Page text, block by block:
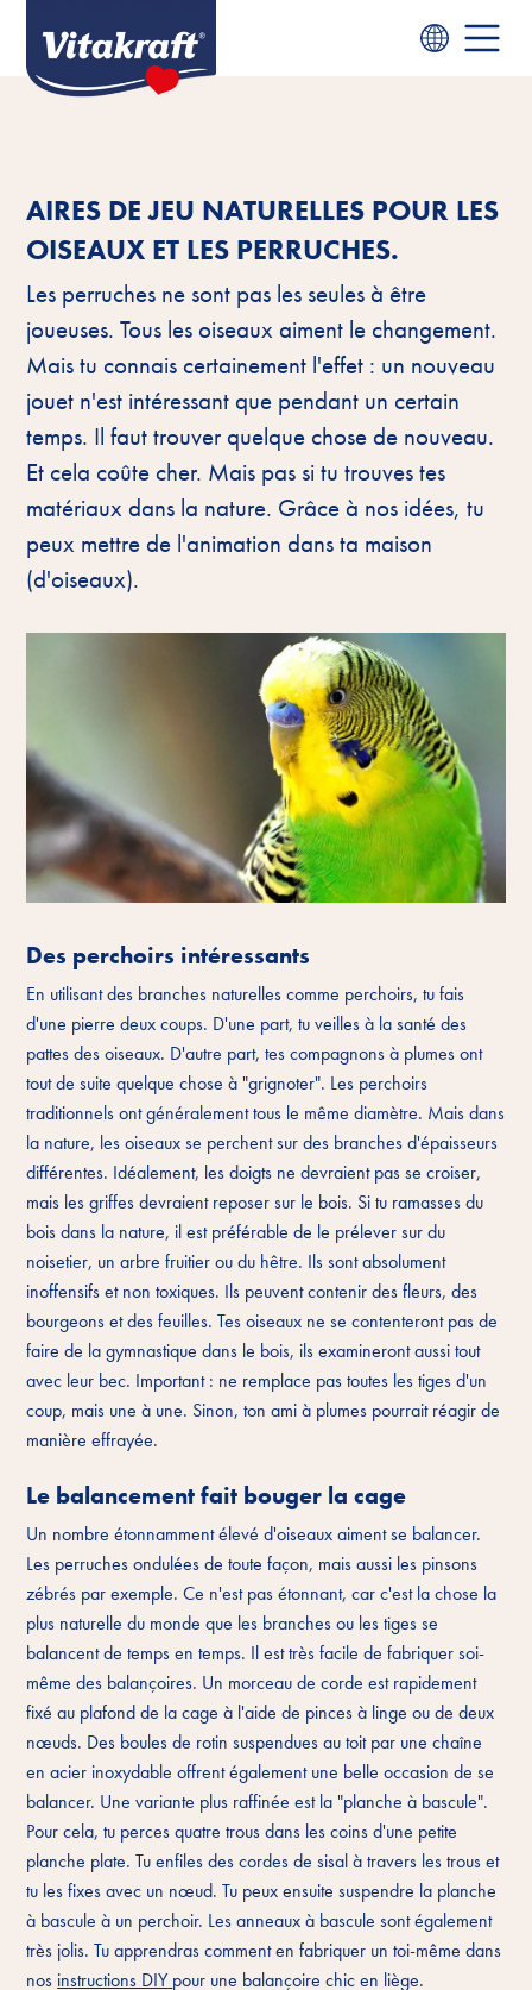
AIRES DE JEU NATURELLES POUR LES
OISEAUX ET LES PERRUCHES.
Les perruches ne sont pas les seules à être
joueuses. Tous les oiseaux aiment le changement.
Mais tu connais certainement l'effet : un nouveau
jouet n'est intéressant que pendant un certain
temps. Il faut trouver quelque chose de nouveau.
Et cela coûte cher. Mais pas si tu trouves tes
matériaux dans la nature. Grâce à nos idées, tu
peux mettre de l'animation dans ta maison
(d'oiseaux).
Des perchoirs intéressants
En utilisant des branches naturelles comme perchoirs, tu fais
d'une pierre deux coups. D'une part, tu veilles à la santé des
pattes des oiseaux. D'autre part, tes compagnons à plumes ont
tout de suite quelque chose à "grignoter". Les perchoirs
traditionnels ont généralement tous le même diamètre. Mais dans
la nature, les oiseaux se perchent sur des branches d'épaisseurs
différentes. Idéalement, les doigts ne devraient pas se croiser,
mais les griffes devraient reposer sur le bois. Si tu ramasses du
bois dans la nature, il est préférable de le prélever sur du
noisetier, un arbre fruitier ou du hêtre. Ils sont absolument
inoffensifs et non toxiques. Ils peuvent contenir des fleurs, des
bourgeons et des feuilles. Tes oiseaux ne se contenteront pas de
faire de la gymnastique dans le bois, ils examineront aussi tout
avec leur bec. Important : ne remplace pas toutes les tiges d'un
coup, mais une à une. Sinon, ton ami à plumes pourrait réagir de
manière effrayée.
Le balancement fait bouger la cage
Un nombre étonnamment élevé d'oiseaux aiment se balancer.
Les perruches ondulées de toute façon, mais aussi les pinsons
zébrés par exemple. Ce n'est pas étonnant, car c'est la chose la
plus naturelle du monde que les branches ou les tiges se
balancent de temps en temps. Il est très facile de fabriquer soi-
même des balançoires. Un morceau de corde est rapidement
fixé au plafond de la cage à l'aide de pinces à linge ou de deux
nœuds. Des boules de rotin suspendues au toit par une chaîne
en acier inoxydable offrent également une belle occasion de se
balancer. Une variante plus raffinée est la "planche à bascule".
Pour cela, tu perces quatre trous dans les coins d'une petite
planche plate. Tu enfiles des cordes de sisal à travers les trous et
tu les fixes avec un nœud. Tu peux ensuite suspendre la planche
à bascule à un perchoir. Les anneaux à bascule sont également
très jolis. Tu apprendras comment en fabriquer un toi-même dans
nos instructions DIY pour une balançoire chic en liège.